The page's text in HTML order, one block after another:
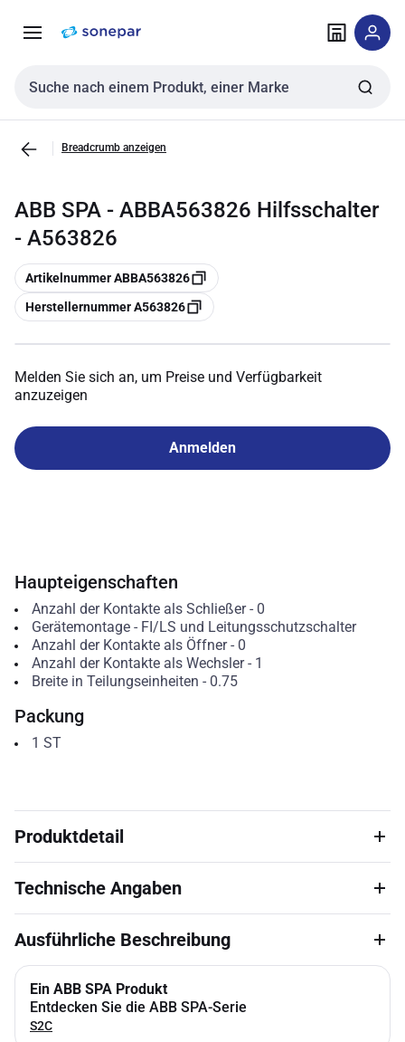
NavigationInhalt
Sucheingabe
Breadcrumb anzeigen
ABB SPA - ABBA563826 Hilfsschalter
- A563826
Kopieren
Artikelnummer ABBA563826
Kopieren
Herstellernummer A563826
Melden Sie sich an, um Preise und Verfügbarkeit
anzuzeigen
Anmelden
Haupteigenschaften
Anzahl der Kontakte als Schließer- 0
Gerätemontage- FI/LS und Leitungsschutzschalter
Anzahl der Kontakte als Öffner- 0
Anzahl der Kontakte als Wechsler- 1
Breite in Teilungseinheiten - 0.75
Packung
1 ST
Produktdetail
Technische Angaben
Ausführliche Beschreibung
Ein ABB SPA Produkt
Entdecken Sie die ABB SPA-Serie
S2C